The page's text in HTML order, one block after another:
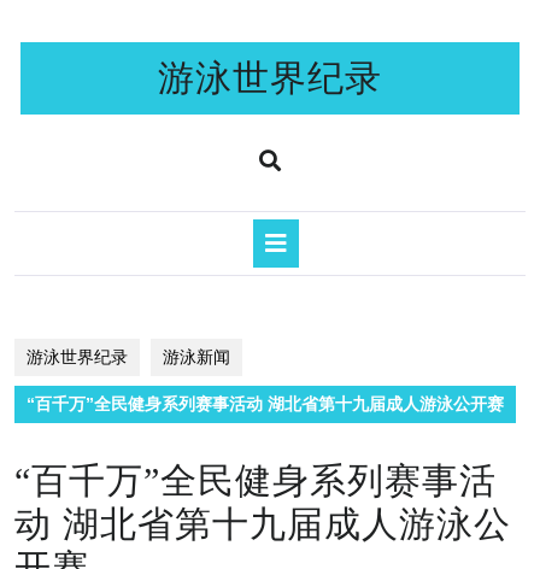
游泳世界纪录
游泳世界纪录 游泳新闻
“百千万”全民健身系列赛事活动 湖北省第十九届成人游泳公开赛
“百千万”全民健身系列赛事活
动 湖北省第十九届成人游泳公